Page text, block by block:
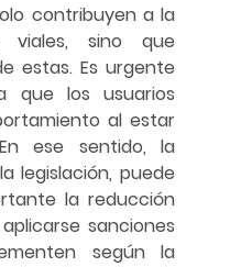
contribuyen a la
viales, sino que
estas. Es urgente
que los usuarios
al estar
ese sentido, la
legislación, puede
la reducción
sanciones
según la